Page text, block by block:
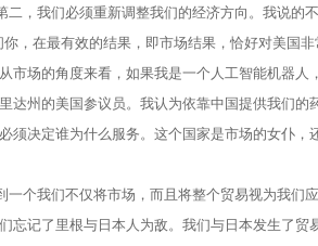
二，我们必须重新调整我们的经济方向。我说的
， 在最有效的结果，即市场结果，恰好对美国
市场的角度来看，如果我是一个人工智能机器人
达州的美国参议员。 我认为依靠中国提供我们的
须决定谁为什么服务。这个国家是市场的女仆，
一个我们不仅将市场，而且将整个贸易视为我们
忘记了里根与日本人为敌。我们与日本发生了贸